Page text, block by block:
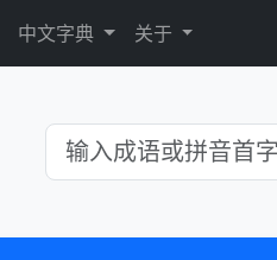
中文字典 关于